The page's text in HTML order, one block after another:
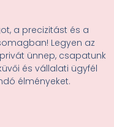
a precizitást és a
Legyen az
ünnep, csapatunk
és vállalati ügyfél
élményeket.